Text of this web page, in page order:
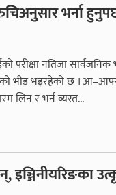
भर्ना
परीक्षा नतिजा सार्वजनिक
भीड भइरहेको छ ।
लिन र भर्न व्यस्त...